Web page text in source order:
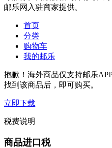
邮乐网入驻商家提供。
首页
分类
购物车
我的邮乐
抱歉！海外商品仅支持邮乐
找到该商品后，即可购买。
立即下载
税费说明
商品进口税